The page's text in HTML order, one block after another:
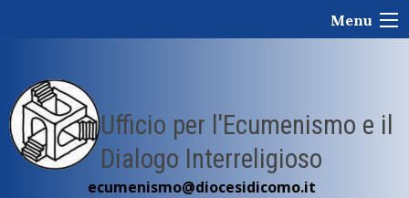
Menu
Ufficio per l'Ecumenismo e il
Dialogo Interreligioso
ecumenismo@diocesidicomo.it